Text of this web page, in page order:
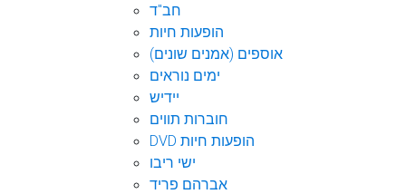
חב"ד
הופעות חיות
אוספים (אמנים שונים)
ימים נוראים
יידיש
חוברות תווים
DVD הופעות חיות
ישי ריבו
אברהם פריד